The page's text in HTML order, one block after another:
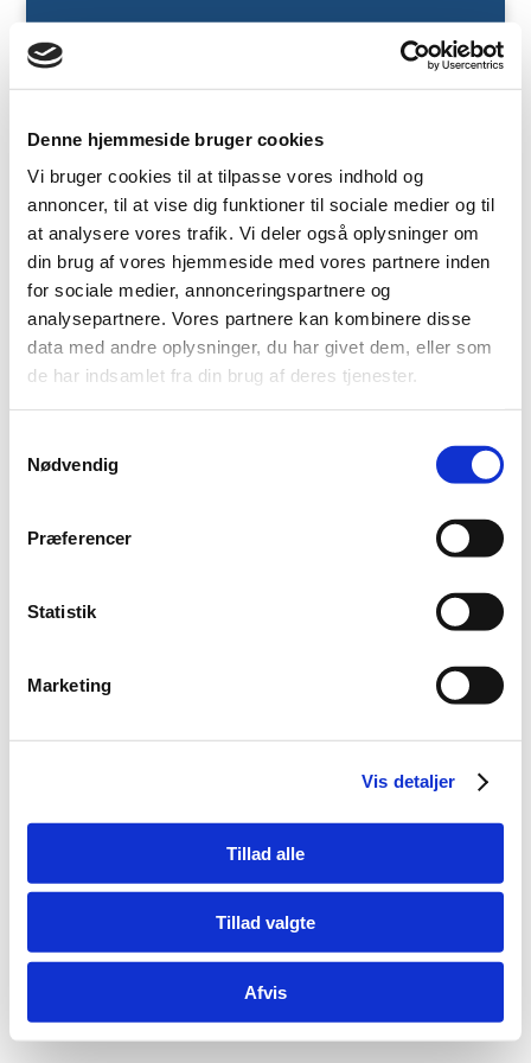
Denne hjemmeside bruger cookies
Vi bruger cookies til at tilpasse vores indhold og
annoncer, til at vise dig funktioner til sociale medier og til
at analysere vores trafik. Vi deler også oplysninger om
din brug af vores hjemmeside med vores partnere inden
for sociale medier, annonceringspartnere og
analysepartnere. Vores partnere kan kombinere disse
data med andre oplysninger, du har givet dem, eller som
de har indsamlet fra din brug af deres tjenester.
Nødvendig
Præferencer
Statistik
Marketing
Vis detaljer
Tillad alle
Tillad valgte
Afvis
Vælg en side
BOOK TID HER
© Point S Kalundborg | Kalundborg Auto-El